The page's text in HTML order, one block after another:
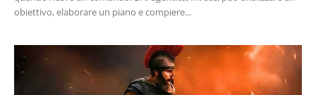
obiettivo, elaborare un piano e compiere...